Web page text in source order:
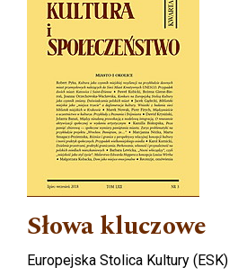
Słowa kluczowe
Europejska Stolica Kultury (ESK)